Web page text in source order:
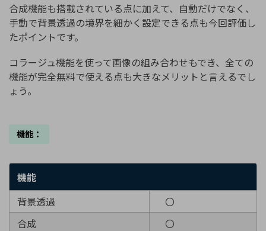
合成機能も搭載されている点に加えて、自動だけでなく、
手動で背景透過の境界を細かく設定できる点も今回評価し
たポイントです。
コラージュ機能を使って画像の組み合わせもでき、全ての
機能が完全無料で使える点も大きなメリットと言えるでし
ょう。
機能：
機能
背景透過
〇
合成
〇